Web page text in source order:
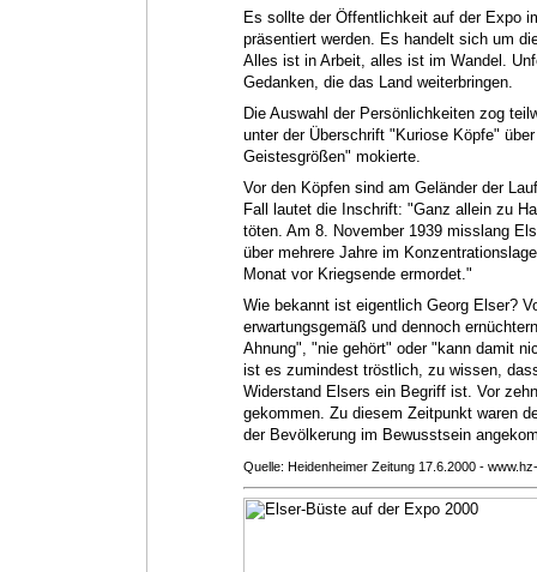
Es sollte der Öffentlichkeit auf der Expo
präsentiert werden. Es handelt sich um
Alles ist in Arbeit, alles ist im Wandel.
Gedanken, die das Land weiterbringen.
Die Auswahl der Persönlichkeiten zog
unter der Überschrift "Kuriose Köpfe"
Geistesgrößen" mokierte.
Vor den Köpfen sind am Geländer der
Fall lautet die Inschrift: "Ganz allein zu
töten. Am 8. November 1939 misslang
über mehrere Jahre im
Monat vor Kriegsende ermordet."
Wie bekannt ist eigentlich Georg Elser?
erwartungsgemäß und dennoch
Ahnung", "nie gehört" oder "kann damit
ist es zumindest tröstlich, zu wissen,
Widerstand Elsers ein Begriff ist. Vor
gekommen. Zu diesem Zeitpunkt waren
der Bevölkerung im Bewusstsein
Quelle: Heidenheimer Zeitung 17.6.2000 -